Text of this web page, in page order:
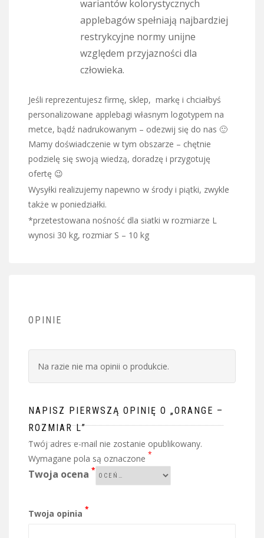
wariantów kolorystycznych
applebagów spełniają najbardziej
restrykcyjne normy unijne
względem przyjazności dla
człowieka.
Jeśli reprezentujesz firmę, sklep, markę i chciałbyś
personalizowane applebagi własnym logotypem na
metce, bądź nadrukowanym – odezwij się do nas 🙂
Mamy doświadczenie w tym obszarze – chętnie
podzielę się swoją wiedzą, doradzę i przygotuję
ofertę 😉
Wysyłki realizujemy napewno w środy i piątki, zwykle
także w poniedziałki.
*przetestowana nośność dla siatki w rozmiarze L
wynosi 30 kg, rozmiar S – 10 kg
OPINIE
Na razie nie ma opinii o produkcie.
NAPISZ PIERWSZĄ OPINIĘ O „ORANGE –
ROZMIAR L”
Twój adres e-mail nie zostanie opublikowany.
Wymagane pola są oznaczone *
Twoja ocena *
Twoja opinia *